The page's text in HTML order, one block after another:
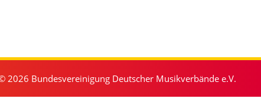
2026 Bundesvereinigung Deutscher Musikverbände e.V.